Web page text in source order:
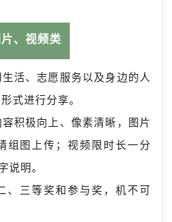
片、视频类
活、志愿服务以及身边的人
式进行分享。
积极向上、像素清晰，图片
组图上传；视频限时长一分
说明。
、三等奖和参与奖，机不可